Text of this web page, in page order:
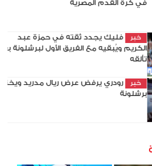
بيزيرا من الزمالك إلى شباب أهلي دبي
أبرز ما فاتك بالأمس: الأهلي يصل
بيزيرا يخلط أوراق ميت عقبة
الأهلي يوجه الشكر لمحمد علي بن